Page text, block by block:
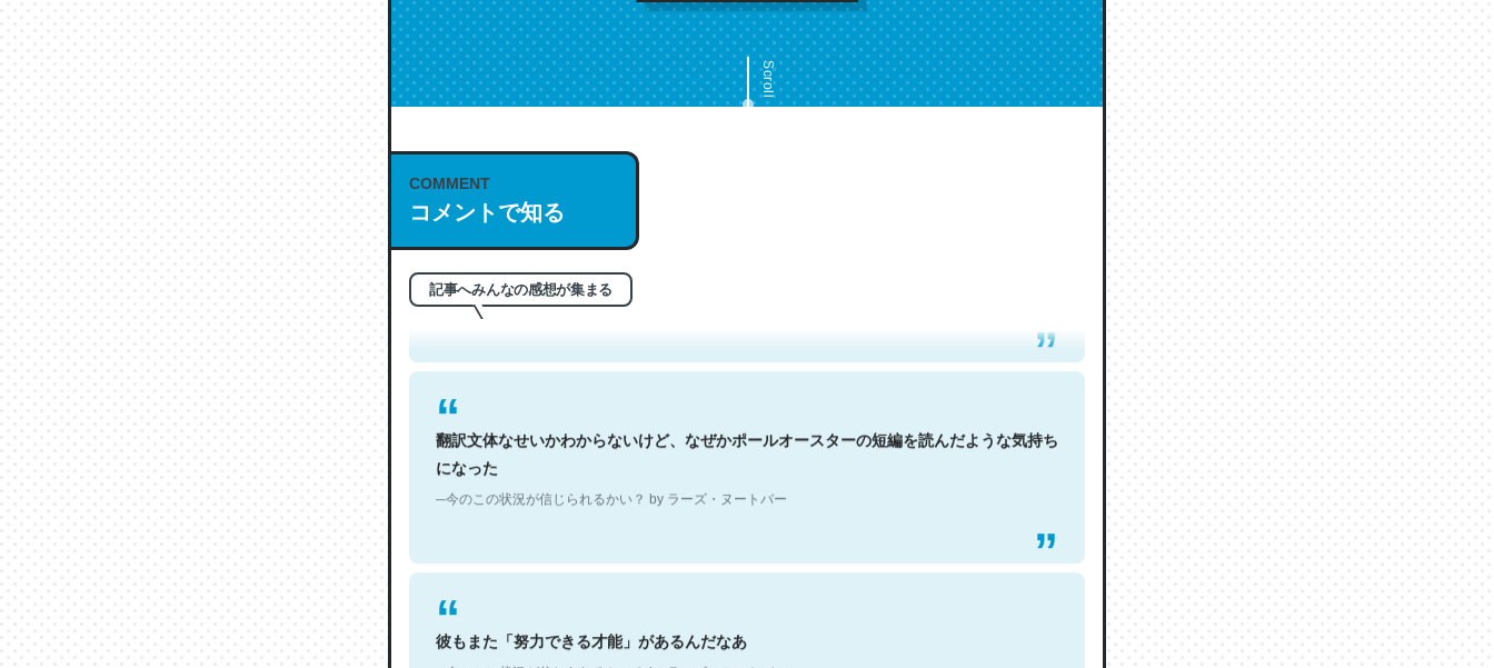
Scroll
COMMENT
コメントで知る
記事へみんなの感想が集まる
これは名文。彼はとてもクレバーなんだろうなと凄く思う。英語少しでも読める人は原文
もお勧め。自分はこの流れ好き。Let’s Fucking Go. Then Covid hit. Shit.
─今のこの状況が信じられるかい？ by ラーズ・ヌートバー
翻訳文体なせいかわからないけど、なぜかポールオースターの短編を読んだような気持ち
になった
─今のこの状況が信じられるかい？ by ラーズ・ヌートバー
彼もまた「努力できる才能」があるんだなあ
─今のこの状況が信じられるかい？ by ラーズ・ヌートバー